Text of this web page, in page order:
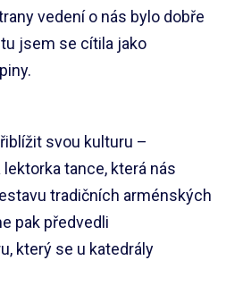
vedení o nás bylo dobře
jsem se cítila jako
svou kulturu –
tance, která nás
tradičních arménských
pak předvedli
který se u katedrály